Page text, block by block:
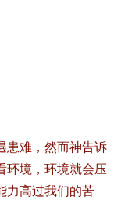
患难，然而神告诉
环境，环境就会压
力高过我们的苦